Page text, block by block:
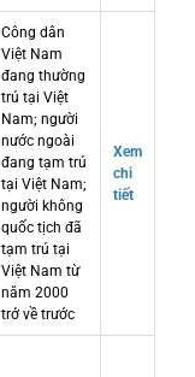
Công dân
Việt Nam
đang thường
trú tại Việt
Nam; người
nước ngoài
đang tạm trú
tại Việt Nam;
người không
quốc tịch đã
tạm trú tại
Việt Nam từ
năm 2000
trở về trước
Xem
chi
tiết